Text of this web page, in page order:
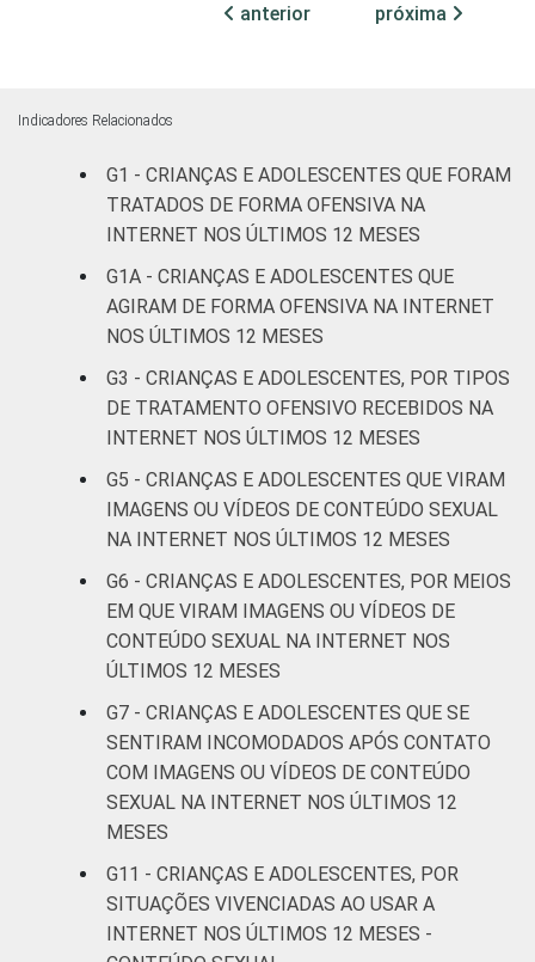
ESCOLARIDADE
RESPONSÁVEIS
I
Fundamental
Médio ou
mais
FAIXA ETÁRIA
DA CRIANÇA
ADOLESCENTE
De 9 a 10
anos
-
De 11 a 12
anos
3
De 13 a 14
anos
15
De 15 a 17
RENDA
FAMILIAR
Até 1 SM 14
Mais de 1
Mais de 2
SM até 3 SM
14
anterior próxima
Indicadores Relacionados
G1 - CRIANÇAS E ADOLESCENTES QUE FORAM
TRATADOS DE FORMA OFENSIVA NA
INTERNET NOS ÚLTIMOS 12 MESES
G1A - CRIANÇAS E ADOLESCENTES QUE
AGIRAM DE FORMA OFENSIVA NA INTERNET
NOS ÚLTIMOS 12 MESES
G3 - CRIANÇAS E ADOLESCENTES, POR TIPOS
DE TRATAMENTO OFENSIVO RECEBIDOS NA
INTERNET NOS ÚLTIMOS 12 MESES
G5 - CRIANÇAS E ADOLESCENTES QUE VIRAM
IMAGENS OU VÍDEOS DE CONTEÚDO SEXUAL
NA INTERNET NOS ÚLTIMOS 12 MESES
G6 - CRIANÇAS E ADOLESCENTES, POR MEIOS
EM QUE VIRAM IMAGENS OU VÍDEOS DE
CONTEÚDO SEXUAL NA INTERNET NOS
ÚLTIMOS 12 MESES
G7 - CRIANÇAS E ADOLESCENTES QUE SE
SENTIRAM INCOMODADOS APÓS CONTATO
COM IMAGENS OU VÍDEOS DE CONTEÚDO
SEXUAL NA INTERNET NOS ÚLTIMOS 12
MESES
G11 - CRIANÇAS E ADOLESCENTES, POR
SITUAÇÕES VIVENCIADAS AO USAR A
INTERNET NOS ÚLTIMOS 12 MESES -